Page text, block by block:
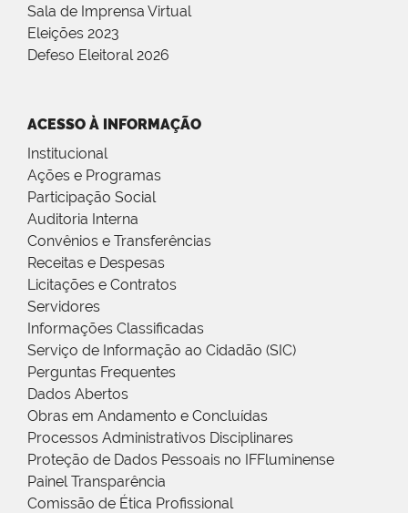
Sala de Imprensa Virtual
Eleições 2023
Defeso Eleitoral 2026
ACESSO À INFORMAÇÃO
Institucional
Ações e Programas
Participação Social
Auditoria Interna
Convênios e Transferências
Receitas e Despesas
Licitações e Contratos
Servidores
Informações Classificadas
Serviço de Informação ao Cidadão (SIC)
Perguntas Frequentes
Dados Abertos
Obras em Andamento e Concluídas
Processos Administrativos Disciplinares
Proteção de Dados Pessoais no IFFluminense
Painel Transparência
Comissão de Ética Profissional